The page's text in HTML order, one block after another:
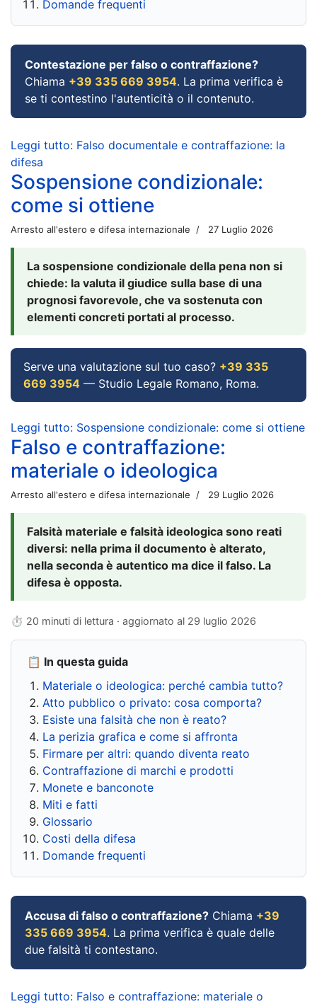
Domande frequenti
Contestazione per falso o contraffazione?
Chiama +39 335 669 3954. La prima verifica è
se ti contestino l'autenticità o il contenuto.
Leggi tutto: Falso documentale e contraffazione: la
difesa
Sospensione condizionale:
come si ottiene
Arresto all'estero e difesa internazionale 27 Luglio 2026
La sospensione condizionale della pena non si
chiede: la valuta il giudice sulla base di una
prognosi favorevole, che va sostenuta con
elementi concreti portati al processo.
Serve una valutazione sul tuo caso? +39 335
669 3954 — Studio Legale Romano, Roma.
Leggi tutto: Sospensione condizionale: come si ottiene
Falso e contraffazione:
materiale o ideologica
Arresto all'estero e difesa internazionale 29 Luglio 2026
Falsità materiale e falsità ideologica sono reati
diversi: nella prima il documento è alterato,
nella seconda è autentico ma dice il falso. La
difesa è opposta.
⏱ 20 minuti di lettura · aggiornato al 29 luglio 2026
📋 In questa guida
Materiale o ideologica: perché cambia tutto?
Atto pubblico o privato: cosa comporta?
Esiste una falsità che non è reato?
La perizia grafica e come si affronta
Firmare per altri: quando diventa reato
Contraffazione di marchi e prodotti
Monete e banconote
Miti e fatti
Glossario
Costi della difesa
Domande frequenti
Accusa di falso o contraffazione? Chiama +39
335 669 3954. La prima verifica è quale delle
due falsità ti contestano.
Leggi tutto: Falso e contraffazione: materiale o